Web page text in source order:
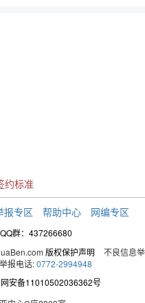
约标准
报专区 帮助中心 网编专区
QQ群：437266680
版权保护声明
不良信息举
举报电话: 0772-2994948
安备11010502036362号